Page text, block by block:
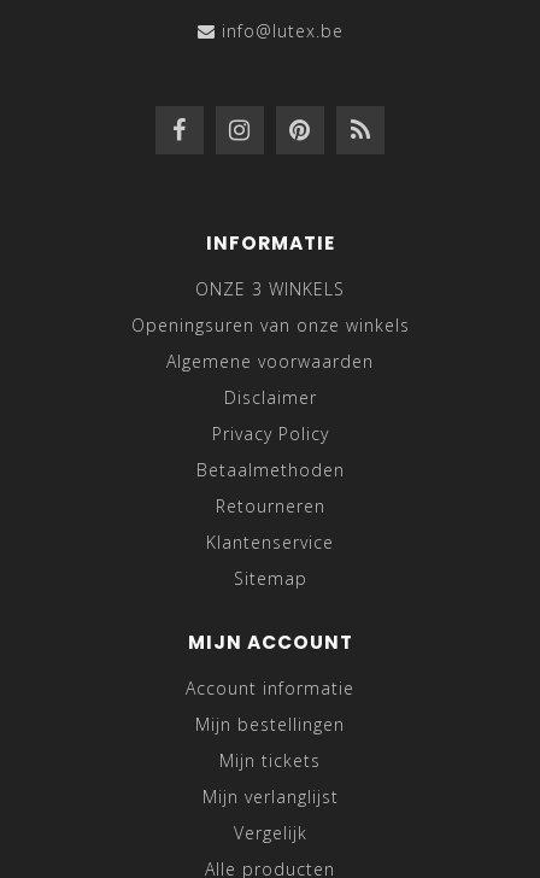
info@lutex.be
INFORMATIE
ONZE 3 WINKELS
Openingsuren van onze winkels
Algemene voorwaarden
Disclaimer
Privacy Policy
Betaalmethoden
Retourneren
Klantenservice
Sitemap
MIJN ACCOUNT
Account informatie
Mijn bestellingen
Mijn tickets
Mijn verlanglijst
Vergelijk
Alle producten